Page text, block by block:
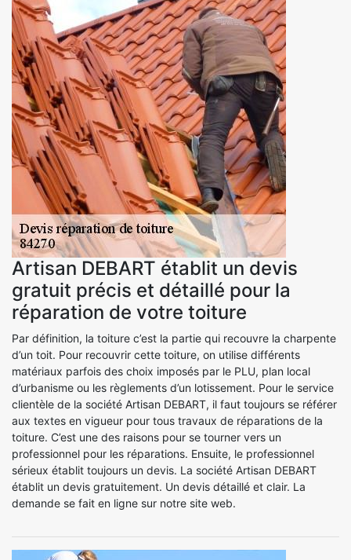
Artisan DEBART établit un devis
gratuit précis et détaillé pour la
réparation de votre toiture
Par définition, la toiture c’est la partie qui recouvre la charpente
d’un toit. Pour recouvrir cette toiture, on utilise différents
matériaux parfois des choix imposés par le PLU, plan local
d’urbanisme ou les règlements d’un lotissement. Pour le service
clientèle de la société Artisan DEBART, il faut toujours se référer
aux textes en vigueur pour tous travaux de réparations de la
toiture. C’est une des raisons pour se tourner vers un
professionnel pour les réparations. Ensuite, le professionnel
sérieux établit toujours un devis. La société Artisan DEBART
établit un devis gratuitement. Un devis détaillé et clair. La
demande se fait en ligne sur notre site web.